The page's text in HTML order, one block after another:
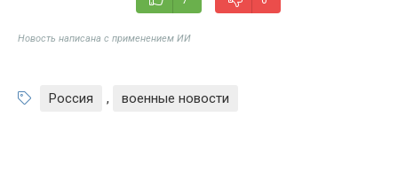
Новость написана с применением ИИ
Россия , военные новости